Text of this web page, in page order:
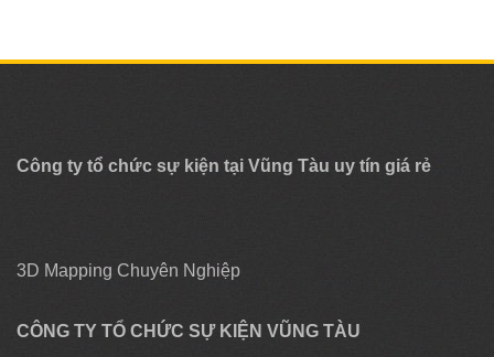
Công ty tổ chức sự kiện tại Vũng Tàu uy tín giá rẻ
3D Mapping Chuyên Nghiệp
CÔNG TY TỔ CHỨC SỰ KIỆN VŨNG TÀU